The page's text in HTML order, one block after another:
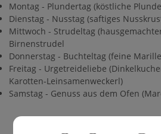
Montag - Plundertag (köstliche
Dienstag - Nusstag (saftiges
Mittwoch - Strudeltag
Birnenstrudel
Donnerstag - Buchteltag (feine
Freitag - Urgetreideliebe
Karotten-Leinsamenweckerl)
Samstag - Genuss aus dem Ofen